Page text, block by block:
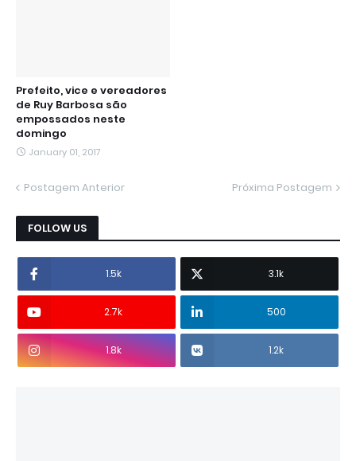
Prefeito, vice e vereadores
de Ruy Barbosa são
empossados neste
domingo
January 01, 2017
Postagem Anterior Próxima Postagem
FOLLOW US
1.5k 3.1k
2.7k 500
1.8k 1.2k